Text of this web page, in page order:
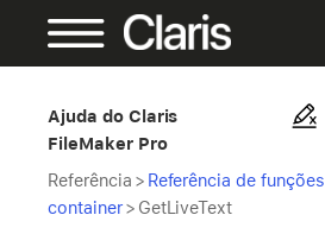
Ajuda do Claris
FileMaker Pro
Referência > Referência de funções
container> GetLiveText